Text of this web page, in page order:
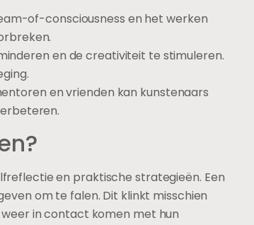
of-consciousness en het werken
en de creativiteit te stimuleren.
en vrienden kan kunstenaars
en praktische strategieën. Een
om te falen. Dit klinkt misschien
in contact komen met hun